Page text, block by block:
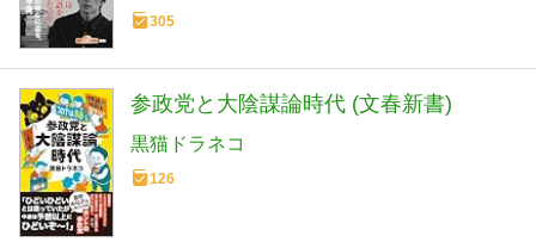
305
参政党と大陰謀論時代 (文春新書)
黒猫ドラネコ
126